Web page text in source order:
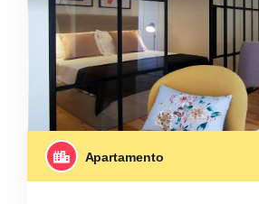
Apartamento